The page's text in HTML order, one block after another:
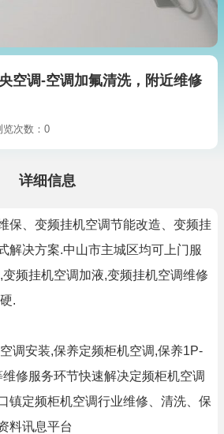
空调-空调加氟清洗，附近维修
览次数：0
详细信息
保、变频挂机空调节能改造、变频挂
解决方案.中山市主城区均可上门服
频挂机空调加液,变频挂机空调维修
.
调安装,保养定频柜机空调,保养1P-
修服务环节快速解决定频柜机空调
镇定频柜机空调行业维修、清洗、保
料讯息平台